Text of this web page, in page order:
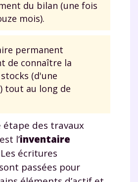
du bilan (une fois
mois).
permanent
de connaître la
(d'une
tout au long de
étape des travaux
l’inventaire
écritures
passées pour
notre
de soutien
et vidéos,exercices
de révisions
aux parents
scolaire du CP à